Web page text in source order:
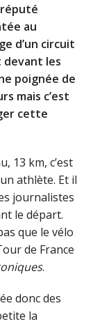
au
d’un circuit
devant les
poignée de
mais c’est
cette
13 km, c’est
athlète. Et il
journalistes
le départ.
que le vélo
de France
.
donc des
la